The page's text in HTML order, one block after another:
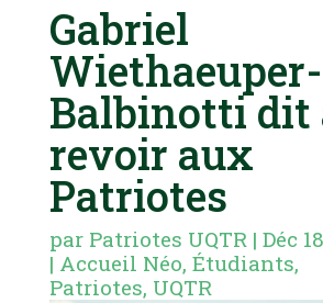
Gabriel
Wiethaeuper-
Balbinotti dit
revoir aux
Patriotes
par Patriotes UQTR| Déc
| Accueil Néo, Étudiants,
Patriotes, UQTR